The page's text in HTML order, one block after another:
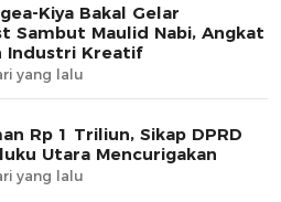
Kiya Bakal Gelar
Sambut Maulid Nabi, Angkat
Industri Kreatif
yang lalu
Rp 1 Triliun, Sikap DPRD
Utara Mencurigakan
yang lalu